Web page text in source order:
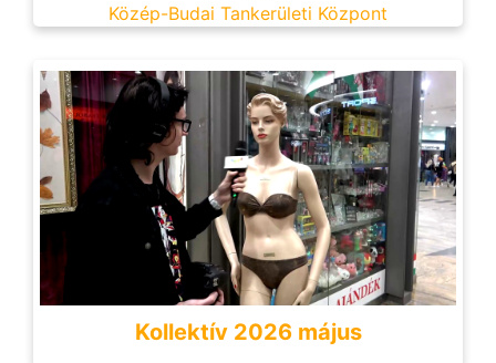
Közép-Budai Tankerületi Központ
Kollektív 2026 május